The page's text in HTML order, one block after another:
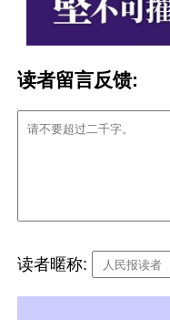
读者留言反馈:
读者暱称: